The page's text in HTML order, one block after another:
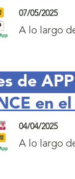
07/05/2025
A lo largo
de APP
en
04/04/2025
A lo largo